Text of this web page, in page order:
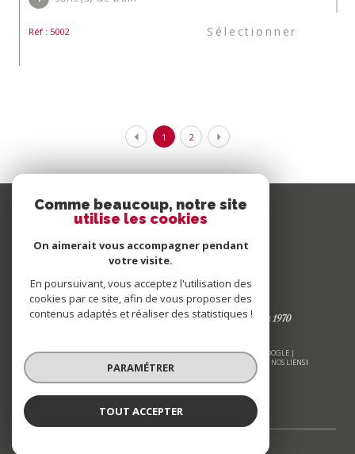
Réf : 5002 Sélectionner
1 2
© 2026 | TOUS DROITS RÉSERVÉS | TRADUCTION POWERED BY GOOGLE |
PLAN DU SITE MENTIONS LÉGALES ADMIN
NOS LIENS
POLITIQUE RGPD
Comme beaucoup, notre site
utilise les cookies
On aimerait vous accompagner pendant
votre visite.
En poursuivant, vous acceptez l'utilisation des
cookies par ce site, afin de vous proposer des
contenus adaptés et réaliser des statistiques !
PARAMÉTRER
TOUT ACCEPTER